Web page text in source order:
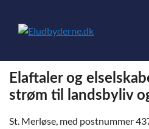
indhold
Elaftaler og
strøm til landsbyliv
St. Merløse, med postnummer